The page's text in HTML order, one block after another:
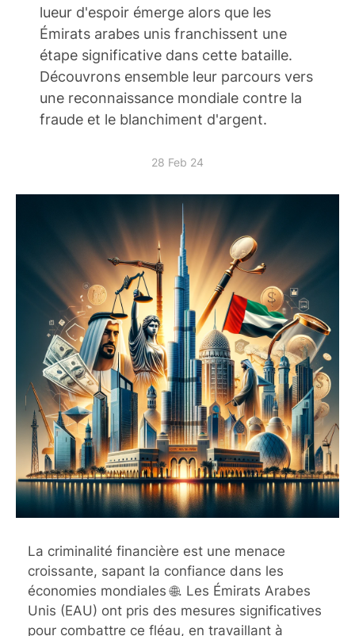
lueur d'espoir émerge alors que les
Émirats arabes unis franchissent une
étape significative dans cette bataille.
Découvrons ensemble leur parcours vers
une reconnaissance mondiale contre la
fraude et le blanchiment d'argent.
28 Feb 24
La criminalité financière est une menace
croissante, sapant la confiance dans les
économies mondiales 🌐. Les Émirats Arabes
Unis (EAU) ont pris des mesures significatives
pour combattre ce fléau, en travaillant à